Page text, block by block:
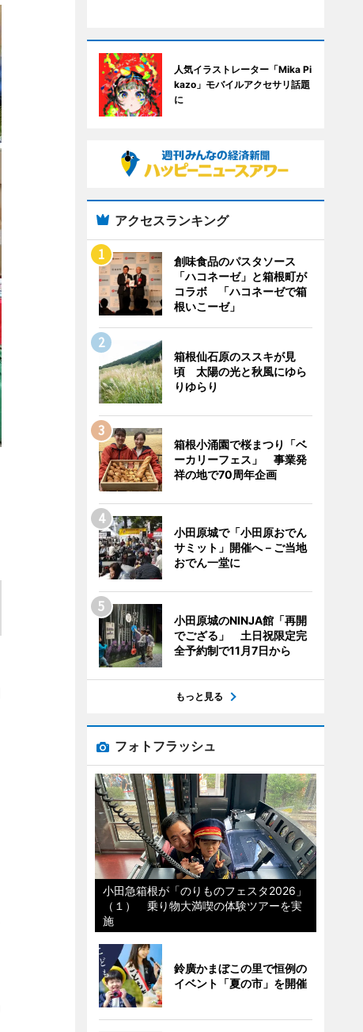
人気イラストレーター「Mika Pi
kazo」モバイルアクセサリ話題
に
アクセスランキング
創味食品のパスタソース
「ハコネーゼ」と箱根町が
コラボ 「ハコネーゼで箱
根いこーゼ」
箱根仙石原のススキが見
頃 太陽の光と秋風にゆら
りゆらり
箱根小涌園で桜まつり「ベ
ーカリーフェス」 事業発
祥の地で70周年企画
小田原城で「小田原おでん
サミット」開催へ－ご当地
おでん一堂に
小田原城のNINJA館「再開
でござる」 土日祝限定完
全予約制で11月7日から
もっと見る
フォトフラッシュ
小田急箱根が「のりものフェスタ2026」
（１） 乗り物大満喫の体験ツアーを実
施
鈴廣かまぼこの里で恒例の
イベント「夏の市」を開催